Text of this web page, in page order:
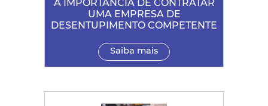
A IMPORTÂNCIA DE CONTRATAR
UMA EMPRESA DE
DESENTUPIMENTO COMPETENTE
Saiba mais